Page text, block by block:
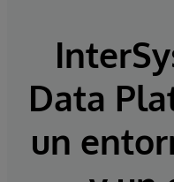
Data
un